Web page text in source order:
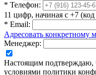
* Телефон:
11 цифр, начиная с +7
* Email:
Адресовать конкретному
Менеджер:
Настоящим подтверждаю,
условиями политики